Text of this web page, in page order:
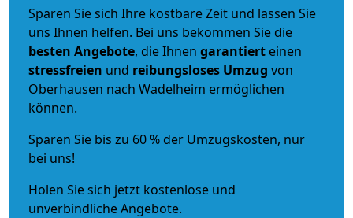
Sparen Sie sich Ihre kostbare Zeit und lassen Sie
uns Ihnen helfen. Bei uns bekommen Sie die
besten Angebote, die Ihnen garantiert einen
stressfreien und reibungsloses Umzug von
Oberhausen nach Wadelheim ermöglichen
können.
Sparen Sie bis zu 60 % der Umzugskosten, nur
bei uns!
Holen Sie sich jetzt kostenlose und
unverbindliche Angebote.